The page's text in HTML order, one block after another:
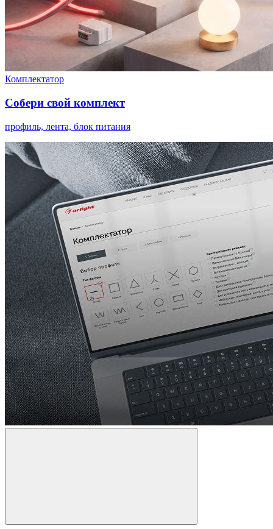
Комплектатор
Собери свой комплект
профиль, лента, блок питания